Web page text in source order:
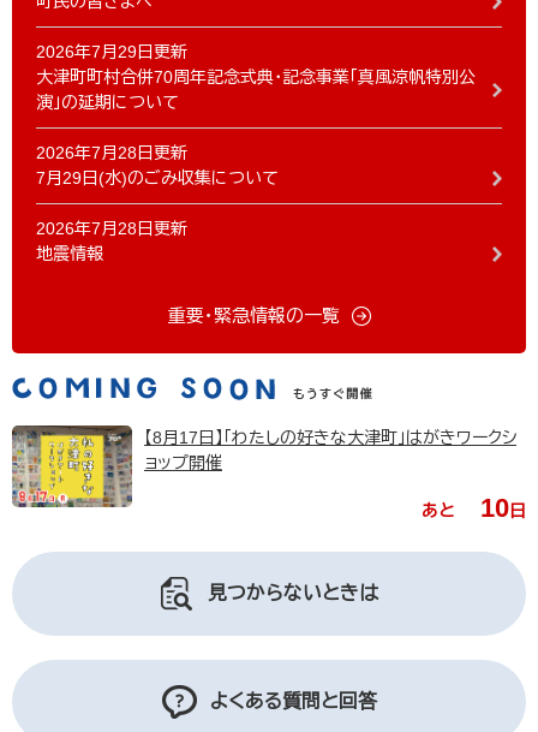
2026年7月29日更新
大津町町村合併70周年記念式典・記念事業「真風涼帆特別公
演」の延期について
2026年7月28日更新
7月29日(水)のごみ収集について
2026年7月28日更新
地震情報
重要・緊急情報の一覧
【8月17日】「わたしの好きな大津町」はがきワークシ
ョップ開催
あと 10日
見つからないときは
よくある質問と回答